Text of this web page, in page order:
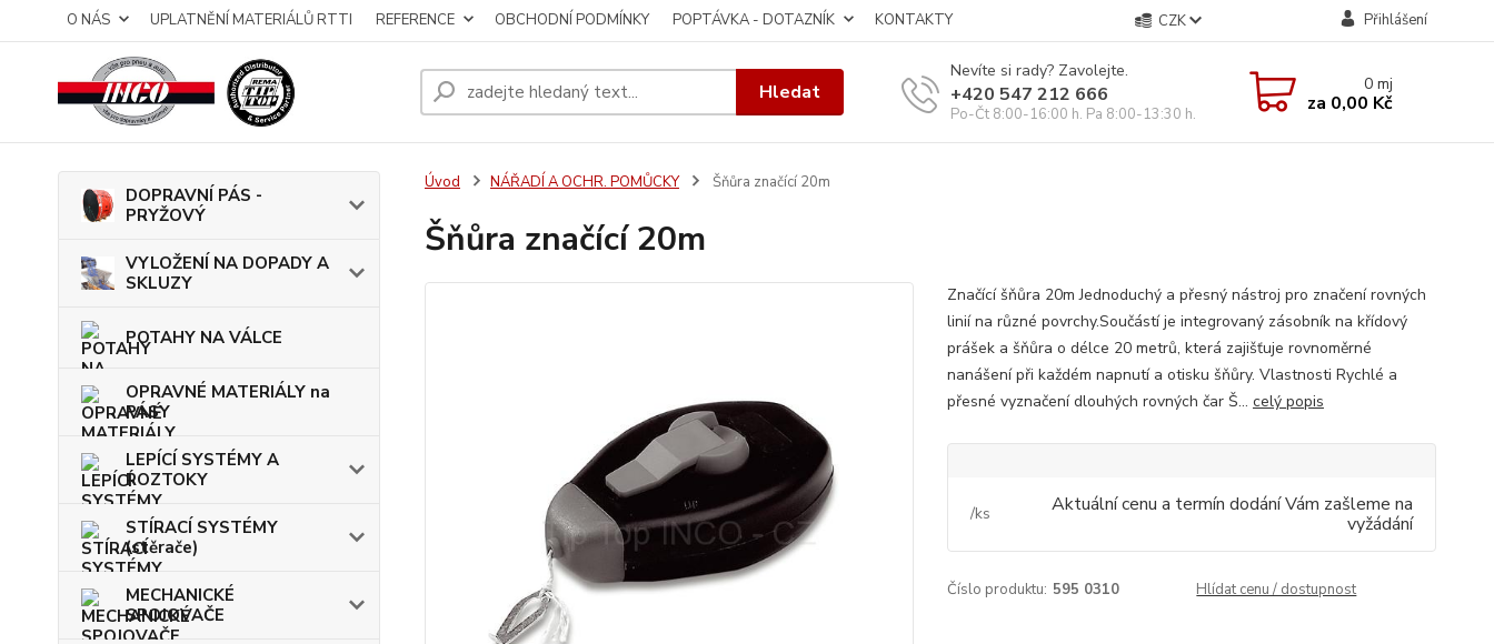
O NÁS UPLATNĚNÍ MATERIÁLŮ RTTI REFERENCE OBCHODNÍ PODMÍNKY POPTÁVKA - DOTAZNÍK KONTAKTY CZK Přihlášení
Hledat
Nevíte si rady? Zavolejte.
+420 547 212 666
Po-Čt 8:00-16:00 h. Pa 8:00-13:30 h.
0mj
za 0,00 Kč
DOPRAVNÍ PÁS -
PRYŽOVÝ
VYLOŽENÍ NA DOPADY A
SKLUZY
POTAHY NA VÁLCE
OPRAVNÉ MATERIÁLY na
PÁSY
LEPÍCÍ SYSTÉMY A
ROZTOKY
STÍRACÍ SYSTÉMY
(stěrače)
MECHANICKÉ
SPOJOVAČE
Úvod NÁŘADÍ A OCHR. POMŮCKY Šňůra značící 20m
Šňůra značící 20m
Značící šňůra 20m Jednoduchý a přesný nástroj pro značení rovných
linií na různé povrchy.Součástí je integrovaný zásobník na křídový
prášek a šňůra o délce 20 metrů, která zajišťuje rovnoměrné
nanášení při každém napnutí a otisku šňůry. Vlastnosti Rychlé a
přesné vyznačení dlouhých rovných čar Š... celý popis
/ks
Aktuální cenu a termín dodání Vám zašleme na
vyžádání
Číslo produktu: 595 0310 Hlídat cenu / dostupnost